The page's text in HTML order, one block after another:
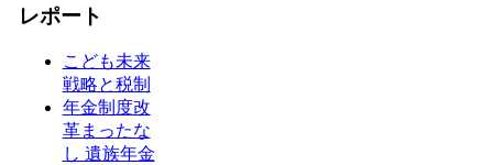
レポート
こども未来
戦略と税制
年金制度改
革まったな
し 遺族年金